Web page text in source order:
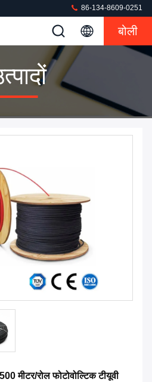
86-134-8609-0251
बोली
मीटर/रोल फोटोवोल्टिक टीयूवी